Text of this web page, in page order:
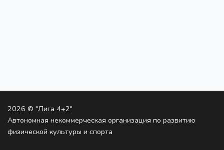
2026 © "Лига 4+2"
Автономная некоммерческая организация по развитию
физической культуры и спорта